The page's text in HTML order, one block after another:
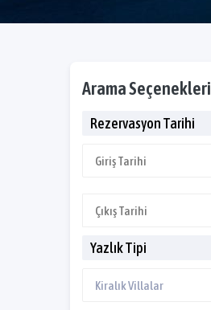
Arama Seçenekleri
Rezervasyon Tarihi
Yazlık Tipi